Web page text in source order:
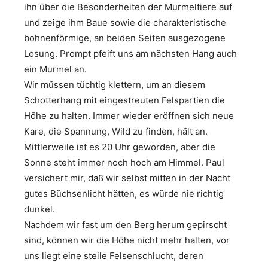
ihn über die Besonderheiten der Murmeltiere auf
und zeige ihm Baue sowie die charakteristische
bohnenförmige, an beiden Seiten ausgezogene
Losung. Prompt pfeift uns am nächsten Hang auch
ein Murmel an.
Wir müssen tüchtig klettern, um an diesem
Schotterhang mit eingestreuten Felspartien die
Höhe zu halten. Immer wieder eröffnen sich neue
Kare, die Spannung, Wild zu finden, hält an.
Mittlerweile ist es 20 Uhr geworden, aber die
Sonne steht immer noch hoch am Himmel. Paul
versichert mir, daß wir selbst mitten in der Nacht
gutes Büchsenlicht hätten, es würde nie richtig
dunkel.
Nachdem wir fast um den Berg herum gepirscht
sind, können wir die Höhe nicht mehr halten, vor
uns liegt eine steile Felsenschlucht, deren